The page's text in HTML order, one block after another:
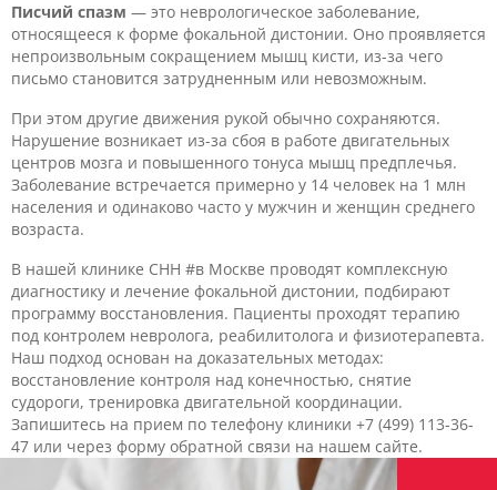
Писчий спазм — это неврологическое заболевание,
относящееся к форме фокальной дистонии. Оно проявляется
непроизвольным сокращением мышц кисти, из-за чего
письмо становится затрудненным или невозможным.
При этом другие движения рукой обычно сохраняются.
Нарушение возникает из-за сбоя в работе двигательных
центров мозга и повышенного тонуса мышц предплечья.
Заболевание встречается примерно у 14 человек на 1 млн
населения и одинаково часто у мужчин и женщин среднего
возраста.
В нашей клинике CHH #в Москве проводят комплексную
диагностику и лечение фокальной дистонии, подбирают
программу восстановления. Пациенты проходят терапию
под контролем невролога, реабилитолога и физиотерапевта.
Наш подход основан на доказательных методах:
восстановление контроля над конечностью, снятие
судороги, тренировка двигательной координации.
Запишитесь на прием по телефону клиники +7 (499) 113-36-
47 или через форму обратной связи на нашем сайте.